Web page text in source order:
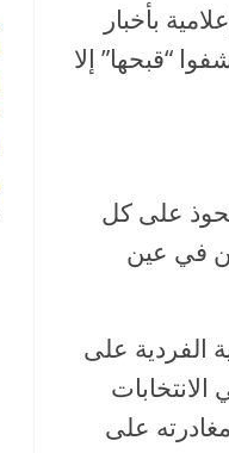
بأخبار
“قبحها” إلا
على كل
في عين
الفردية على
على